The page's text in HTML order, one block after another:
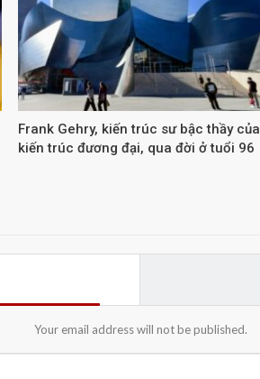
Frank Gehry, kiến ​​trúc sư bậc thầy của
kiến trúc đương đại, qua đời ở tuổi 96
Your email address will not be published.